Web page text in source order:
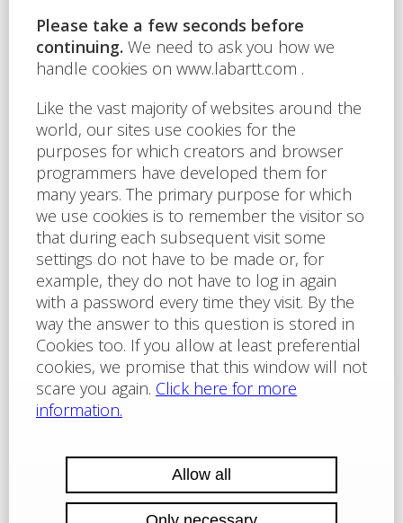
sýrů, uzenin, oříšků, zdravé výživy, telefonů,
atd.
Send to e-mail
Usable area [m2] 20
Energy efficiency
rating
D - Unsatisfactory
LOCALITY